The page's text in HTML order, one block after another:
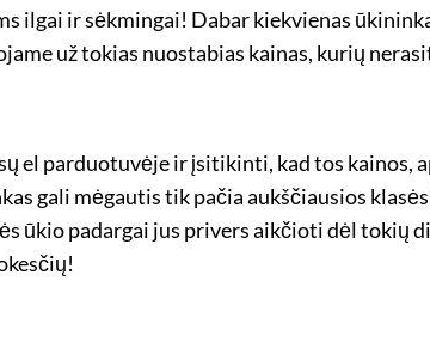
ilgai ir sėkmingai! Dabar kiekvienas
už tokias nuostabias kainas, kurių
el parduotuvėje ir įsitikinti, kad tos
gali mėgautis tik pačia aukščiausios
ūkio padargai jus privers aikčioti dėl tokių